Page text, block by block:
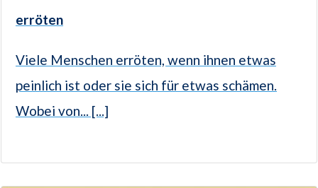
erröten
Viele Menschen erröten, wenn ihnen etwas
peinlich ist oder sie sich für etwas schämen.
Wobei von... [...]